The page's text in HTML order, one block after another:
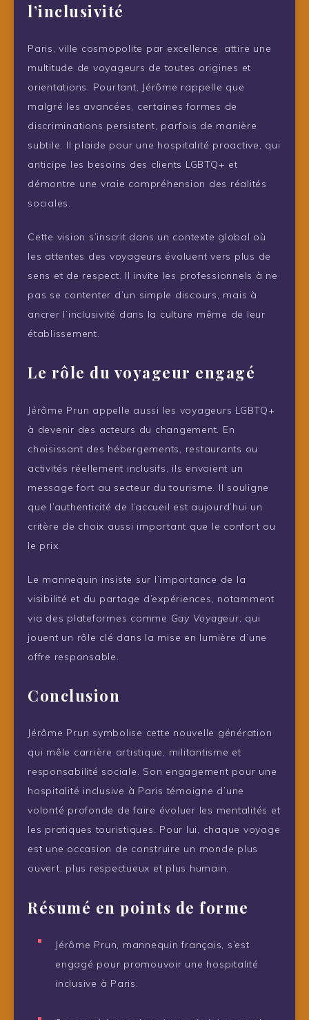
l’inclusivité
Paris, ville cosmopolite par excellence, attire une
multitude de voyageurs de toutes origines et
orientations. Pourtant, Jérôme rappelle que
malgré les avancées, certaines formes de
discriminations persistent, parfois de manière
subtile. Il plaide pour une hospitalité proactive, qui
anticipe les besoins des clients LGBTQ+ et
démontre une vraie compréhension des réalités
sociales.
Cette vision s’inscrit dans un contexte global où
les attentes des voyageurs évoluent vers plus de
sens et de respect. Il invite les professionnels à ne
pas se contenter d’un simple discours, mais à
ancrer l’inclusivité dans la culture même de leur
établissement.
Le rôle du voyageur engagé
Jérôme Prun appelle aussi les voyageurs LGBTQ+
à devenir des acteurs du changement. En
choisissant des hébergements, restaurants ou
activités réellement inclusifs, ils envoient un
message fort au secteur du tourisme. Il souligne
que l’authenticité de l’accueil est aujourd’hui un
critère de choix aussi important que le confort ou
le prix.
Le mannequin insiste sur l’importance de la
visibilité et du partage d’expériences, notamment
via des plateformes comme Gay Voyageur , qui
jouent un rôle clé dans la mise en lumière d’une
offre responsable.
Conclusion
Jérôme Prun symbolise cette nouvelle génération
qui mêle carrière artistique, militantisme et
responsabilité sociale. Son engagement pour une
hospitalité inclusive à Paris témoigne d’une
volonté profonde de faire évoluer les mentalités et
les pratiques touristiques. Pour lui, chaque voyage
est une occasion de construire un monde plus
ouvert, plus respectueux et plus humain.
Résumé en points de forme
Jérôme Prun, mannequin français, s’est
engagé pour promouvoir une hospitalité
inclusive à Paris.